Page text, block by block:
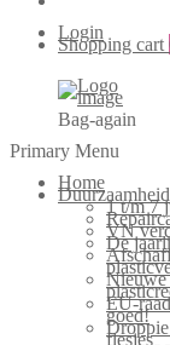
Login
Shopping cart
Bag-again
Primary Menu
Home
1 t/m 7
VN
De
Nieuwe
EU-
goed!
flesjes